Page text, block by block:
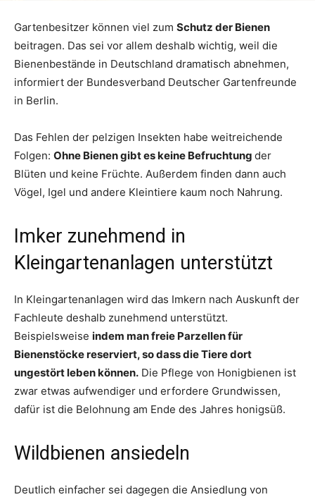
Gartenbesitzer können viel zum Schutz der Bienen
beitragen. Das sei vor allem deshalb wichtig, weil die
Bienenbestände in Deutschland dramatisch abnehmen,
informiert der Bundesverband Deutscher Gartenfreunde
in Berlin.
Das Fehlen der pelzigen Insekten habe weitreichende
Folgen: Ohne Bienen gibt es keine Befruchtung der
Blüten und keine Früchte. Außerdem finden dann auch
Vögel, Igel und andere Kleintiere kaum noch Nahrung.
Imker zunehmend in
Kleingartenanlagen unterstützt
In Kleingartenanlagen wird das Imkern nach Auskunft der
Fachleute deshalb zunehmend unterstützt.
Beispielsweise indem man freie Parzellen für
Bienenstöcke reserviert, so dass die Tiere dort
ungestört leben können. Die Pflege von Honigbienen ist
zwar etwas aufwendiger und erfordere Grundwissen,
dafür ist die Belohnung am Ende des Jahres honigsüß.
Wildbienen ansiedeln
Deutlich einfacher sei dagegen die Ansiedlung von